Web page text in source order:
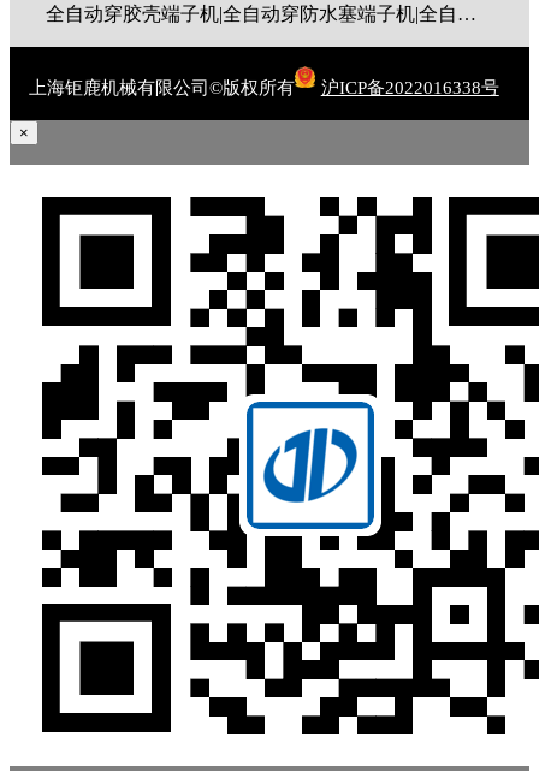
全自动穿胶壳端子机|全自动穿防水塞端子机|全自动穿热缩管端子机|全自动穿护套端子机|全自动穿号码管端子机|全自动端子机|全自动穿防水栓端子机|端子压着机|端子压接机|静音端子机|多芯线端子机|护套线端子机|全自动排线端子机|新能源大平方压接机|电脑剥线机|自动剥线机|裁线机|剥线机
上海钜鹿机械有限公司©版权所有 沪ICP备2022016338号
×